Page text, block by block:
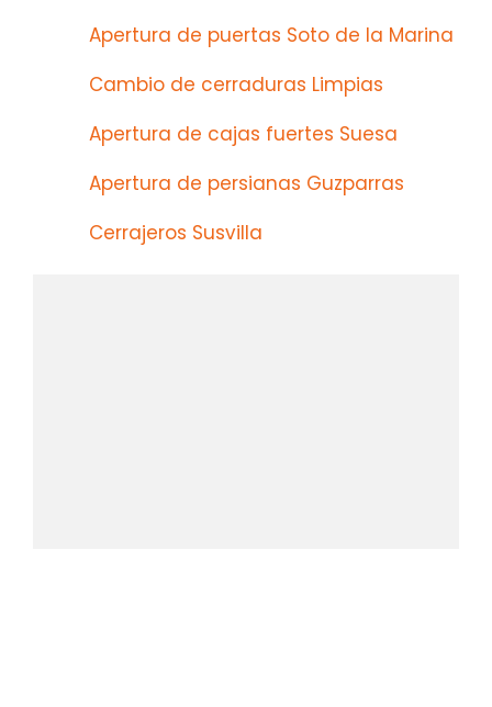
Apertura de puertas Soto de la Marina
Cambio de cerraduras Limpias
Apertura de cajas fuertes Suesa
Apertura de persianas Guzparras
Cerrajeros Susvilla